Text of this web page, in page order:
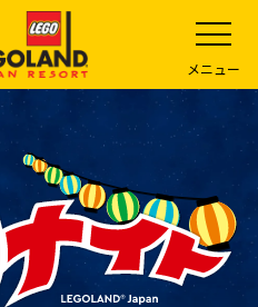
メ
ニ
ュ
ー
を
開
メニュー